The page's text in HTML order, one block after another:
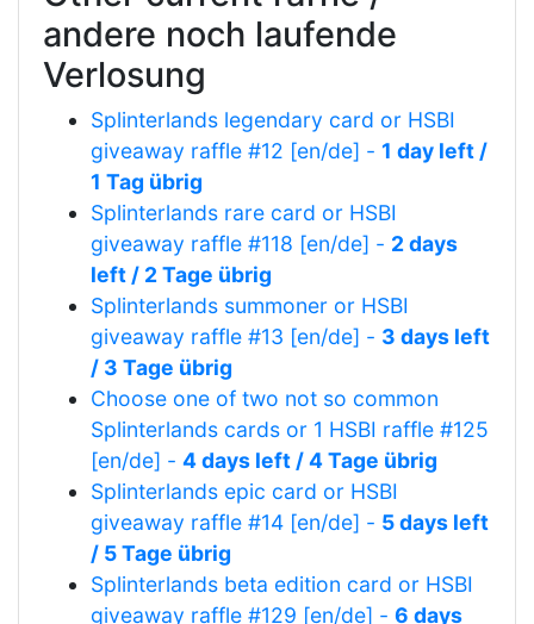
andere noch laufende
Verlosung
Splinterlands legendary card or HSBI
giveaway raffle #12 [en/de] - 1 day left /
1 Tag übrig
Splinterlands rare card or HSBI
giveaway raffle #118 [en/de] - 2 days
left / 2 Tage übrig
Splinterlands summoner or HSBI
giveaway raffle #13 [en/de] - 3 days left
/ 3 Tage übrig
Choose one of two not so common
Splinterlands cards or 1 HSBI raffle #125
[en/de] - 4 days left / 4 Tage übrig
Splinterlands epic card or HSBI
giveaway raffle #14 [en/de] - 5 days left
/ 5 Tage übrig
Splinterlands beta edition card or HSBI
giveaway raffle #129 [en/de] - 6 days